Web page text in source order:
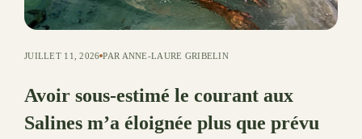
JUILLET 11, 2026 PAR ANNE-LAURE GRIBELIN
Avoir sous-estimé le courant aux
Salines m’a éloignée plus que prévu